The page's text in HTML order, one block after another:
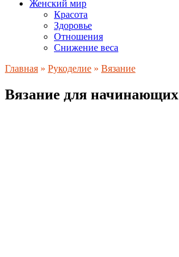
Женский мир
Красота
Здоровье
Отношения
Снижение веса
Главная » Рукоделие » Вязание
Вязание для начинающих